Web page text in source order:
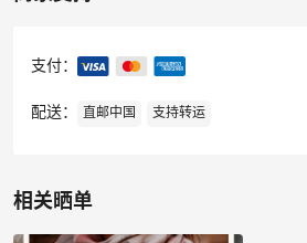
支付：
配送： 直邮中国 支持转运
相关晒单